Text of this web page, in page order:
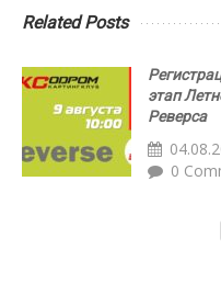
Related Posts
этап
Реверса
0